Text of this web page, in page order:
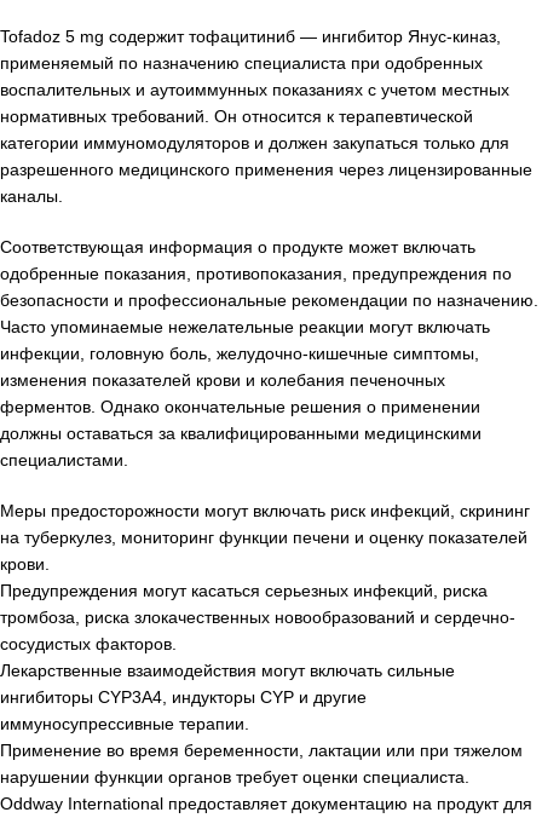
Tofadoz 5 mg содержит тофацитиниб — ингибитор Янус-киназ,
применяемый по назначению специалиста при одобренных
воспалительных и аутоиммунных показаниях с учетом местных
нормативных требований. Он относится к терапевтической
категории иммуномодуляторов и должен закупаться только для
разрешенного медицинского применения через лицензированные
каналы.
Соответствующая информация о продукте может включать
одобренные показания, противопоказания, предупреждения по
безопасности и профессиональные рекомендации по назначению.
Часто упоминаемые нежелательные реакции могут включать
инфекции, головную боль, желудочно-кишечные симптомы,
изменения показателей крови и колебания печеночных
ферментов. Однако окончательные решения о применении
должны оставаться за квалифицированными медицинскими
специалистами.
Меры предосторожности могут включать риск инфекций, скрининг
на туберкулез, мониторинг функции печени и оценку показателей
крови.
Предупреждения могут касаться серьезных инфекций, риска
тромбоза, риска злокачественных новообразований и сердечно-
сосудистых факторов.
Лекарственные взаимодействия могут включать сильные
ингибиторы CYP3A4, индукторы CYP и другие
иммуносупрессивные терапии.
Применение во время беременности, лактации или при тяжелом
нарушении функции органов требует оценки специалиста.
Oddway International предоставляет документацию на продукт для